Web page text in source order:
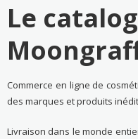
Le
Commerce en ligne de
des marques et produits
Livraison dans le monde